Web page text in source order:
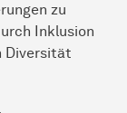
zu
Inklusion
Diversität